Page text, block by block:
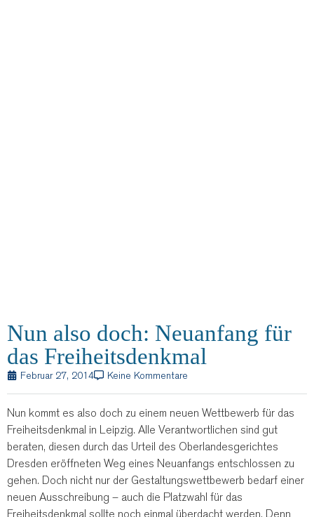
Nun also doch: Neuanfang für
das Freiheitsdenkmal
Februar 27, 2014 Keine Kommentare
Nun kommt es also doch zu einem neuen Wettbewerb für das
Freiheitsdenkmal in Leipzig. Alle Verantwortlichen sind gut
beraten, diesen durch das Urteil des Oberlandesgerichtes
Dresden eröffneten Weg eines Neuanfangs entschlossen zu
gehen. Doch nicht nur der Gestaltungswettbewerb bedarf einer
neuen Ausschreibung – auch die Platzwahl für das
Freiheitsdenkmal sollte noch einmal überdacht werden. Denn